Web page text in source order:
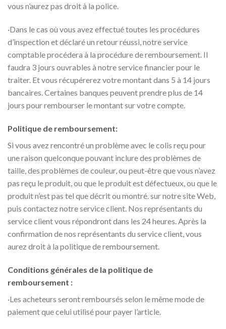
vous n’aurez pas droit à la police.
·Dans le cas où vous avez effectué toutes les procédures
d’inspection et déclaré un retour réussi, notre service
comptable procédera à la procédure de remboursement. Il
faudra 3 jours ouvrables à notre service financier pour le
traiter. Et vous récupérerez votre montant dans 5 à 14 jours
bancaires. Certaines banques peuvent prendre plus de 14
jours pour rembourser le montant sur votre compte.
Politique de remboursement:
Si vous avez rencontré un problème avec le colis reçu pour
une raison quelconque pouvant inclure des problèmes de
taille, des problèmes de couleur, ou peut-être que vous n’avez
pas reçu le produit, ou que le produit est défectueux, ou que le
produit n’est pas tel que décrit ou montré. sur notre site Web,
puis contactez notre service client. Nos représentants du
service client vous répondront dans les 24 heures. Après la
confirmation de nos représentants du service client, vous
aurez droit à la politique de remboursement.
Conditions générales de la politique de
remboursement :
·Les acheteurs seront remboursés selon le même mode de
paiement que celui utilisé pour payer l’article.